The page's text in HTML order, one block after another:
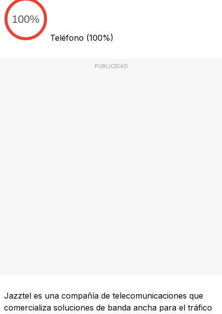
100%
Teléfono (100%)
PUBLICIDAD
Jazztel es una compañía de telecomunicaciones que
comercializa soluciones de banda ancha para el tráfico